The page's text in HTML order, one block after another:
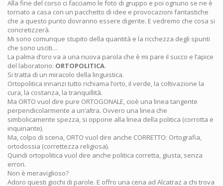
Alla fine del corso ci facciamo le foto di gruppo e poi ognuno se ne è
tornato a casa con un pacchetto di idee e provocazioni fantastiche
che a questo punto dovranno essere digerite. E vedremo che cosa si
concretizzerà.
Mi sono comunque stupito della quantità e la ricchezza degli spunti
che sono usciti…
La palma d’oro va a una nuova parola che è mi pare il succo e l’apice
del laboratorio: ORTOPOLITICA.
Si tratta di un miracolo della linguistica.
Ortopolitica innanzi tutto richiama l’orto, il verde, la coltivazione la
cura, la costanza, la tranquillità.
Ma ORTO vuol dire pure ORTOGONALE, cioè una linea tangente
perpendicolarmente a un’altra. Ovvero una linea che
simbolicamente spezza, si oppone alla linea della politica (corrotta e
inquinante).
Ma, colpo di scena, ORTO vuol dire anche CORRETTO: Ortografia,
ortodossia (correttezza religiosa).
Quindi ortopolitica vuol dire anche politica corretta, giusta, senza
errori.
Non è meraviglioso?
Adoro questi giochi di parole. E offro una cena ad Alcatraz a chi trova